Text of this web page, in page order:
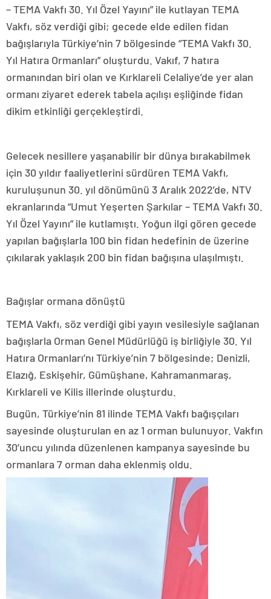
– TEMA Vakfı 30. Yıl Özel Yayını” ile kutlayan TEMA
Vakfı, söz verdiği gibi; gecede elde edilen fidan
bağışlarıyla Türkiye’nin 7 bölgesinde “TEMA Vakfı 30.
Yıl Hatıra Ormanları” oluşturdu. Vakıf, 7 hatıra
ormanından biri olan ve Kırklareli Celaliye’de yer alan
ormanı ziyaret ederek tabela açılışı eşliğinde fidan
dikim etkinliği gerçekleştirdi.
Gelecek nesillere yaşanabilir bir dünya bırakabilmek
için 30 yıldır faaliyetlerini sürdüren TEMA Vakfı,
kuruluşunun 30. yıl dönümünü 3 Aralık 2022’de, NTV
ekranlarında “Umut Yeşerten Şarkılar – TEMA Vakfı 30.
Yıl Özel Yayını” ile kutlamıştı. Yoğun ilgi gören gecede
yapılan bağışlarla 100 bin fidan hedefinin de üzerine
çıkılarak yaklaşık 200 bin fidan bağışına ulaşılmıştı.
Bağışlar ormana dönüştü
TEMA Vakfı, söz verdiği gibi yayın vesilesiyle sağlanan
bağışlarla Orman Genel Müdürlüğü iş birliğiyle 30. Yıl
Hatıra Ormanları’nı Türkiye’nin 7 bölgesinde; Denizli,
Elazığ, Eskişehir, Gümüşhane, Kahramanmaraş,
Kırklareli ve Kilis illerinde oluşturdu.
Bugün, Türkiye’nin 81 ilinde TEMA Vakfı bağışçıları
sayesinde oluşturulan en az 1 orman bulunuyor. Vakfın
30’uncu yılında düzenlenen kampanya sayesinde bu
ormanlara 7 orman daha eklenmiş oldu.